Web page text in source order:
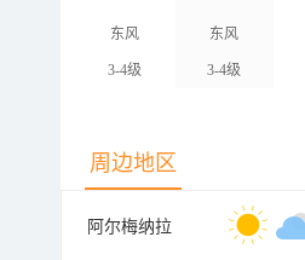
东风
3-4级
东风
3-4级
周边地区
阿尔梅纳拉